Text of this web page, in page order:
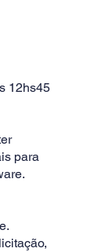
12hs45
para